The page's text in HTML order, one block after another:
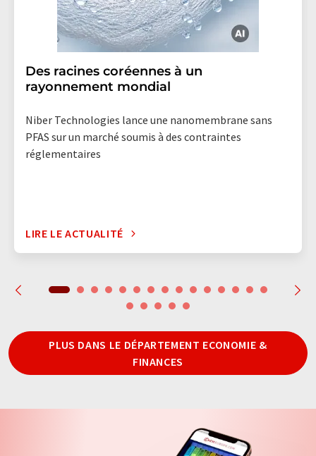
Des racines coréennes à un
rayonnement mondial
Niber Technologies lance une nanomembrane sans
PFAS sur un marché soumis à des contraintes
réglementaires
LIRE LE ACTUALITÉ
PLUS DANS LE DÉPARTEMENT ECONOMIE &
FINANCES